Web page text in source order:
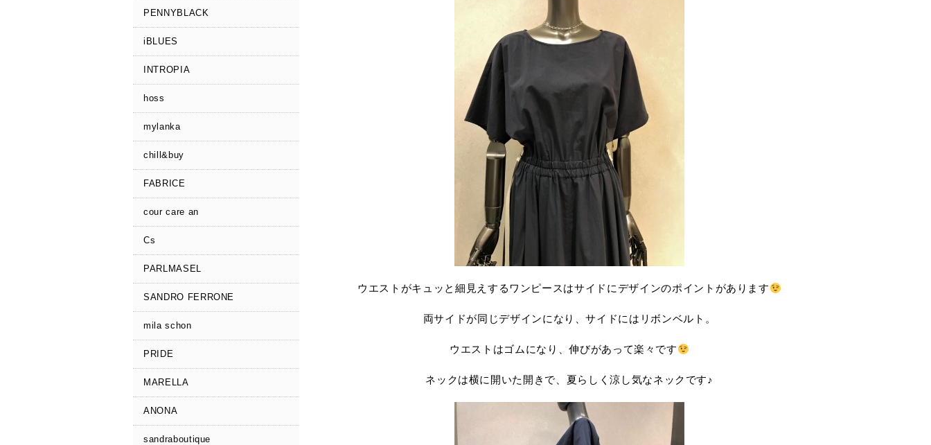
PENNYBLACK
iBLUES
INTROPIA
hoss
mylanka
chill&buy
FABRICE
cour care an
Cs
PARLMASEL
SANDRO FERRONE
mila schon
PRIDE
MARELLA
ANONA
sandraboutique
ウエストがキュッと細見えするワンピースはサイドにデザインのポイントがあります
両サイドが同じデザインになり、サイドにはリボンベルト。
ウエストはゴムになり、伸びがあって楽々です
ネックは横に開いた開きで、夏らしく涼し気なネックです♪